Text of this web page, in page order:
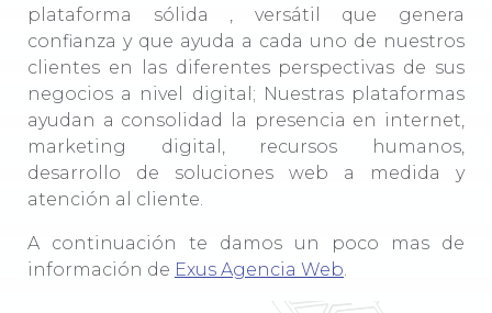
plataforma sólida , versátil que genera
confianza y que ayuda a cada uno de nuestros
clientes en las diferentes perspectivas de sus
negocios a nivel digital; Nuestras plataformas
ayudan a consolidad la presencia en internet,
marketing digital, recursos humanos,
desarrollo de soluciones web a medida y
atención al cliente.
A continuación te damos un poco mas de
información de Exus Agencia Web.